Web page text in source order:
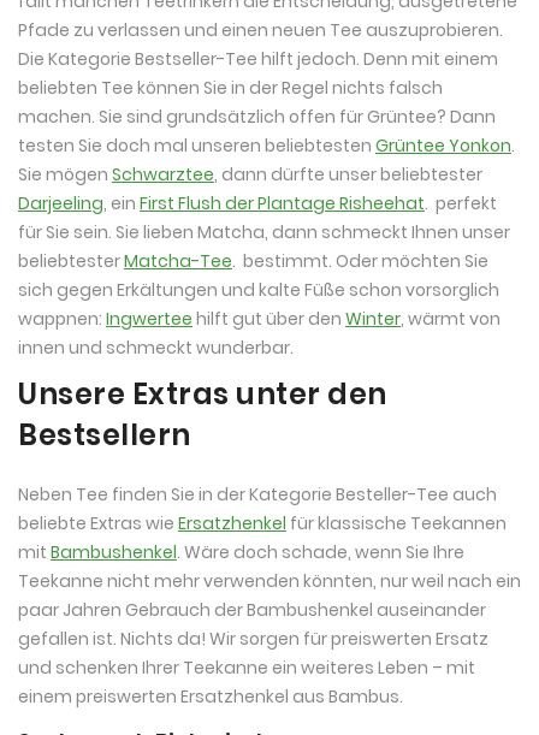
Pfade zu verlassen und einen neuen Tee auszuprobieren.
Die Kategorie Bestseller-Tee hilft jedoch. Denn mit einem
beliebten Tee können Sie in der Regel nichts falsch
machen. Sie sind grundsätzlich offen für Grüntee? Dann
testen Sie doch mal unseren beliebtesten Grüntee Yonkon.
Sie mögen Schwarztee, dann dürfte unser beliebtester
Darjeeling, ein First Flush der Plantage Risheehat. perfekt
für Sie sein. Sie lieben Matcha, dann schmeckt Ihnen unser
beliebtesterMatcha-Tee. bestimmt. Oder möchten Sie
sich gegen Erkältungen und kalte Füße schon vorsorglich
wappnen: Ingwertee hilft gut über den Winter, wärmt von
innen und schmeckt wunderbar.
Unsere Extras unter den
Bestsellern
Neben Tee finden Sie in der Kategorie Besteller-Tee auch
beliebte Extras wie Ersatzhenkel für klassische Teekannen
mit Bambushenkel. Wäre doch schade, wenn Sie Ihre
Teekanne nicht mehr verwenden könnten, nur weil nach ein
paar Jahren Gebrauch der Bambushenkel auseinander
gefallen ist. Nichts da! Wir sorgen für preiswerten Ersatz
und schenken Ihrer Teekanne ein weiteres Leben – mit
einem preiswerten Ersatzhenkel aus Bambus.